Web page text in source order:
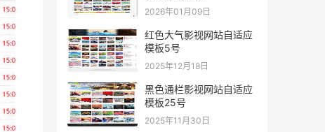
2026年01月09日
红色大气影视网站自适应
模板5号
2025年12月18日
黑色通栏影视网站自适应
模板25号
2025年11月30日